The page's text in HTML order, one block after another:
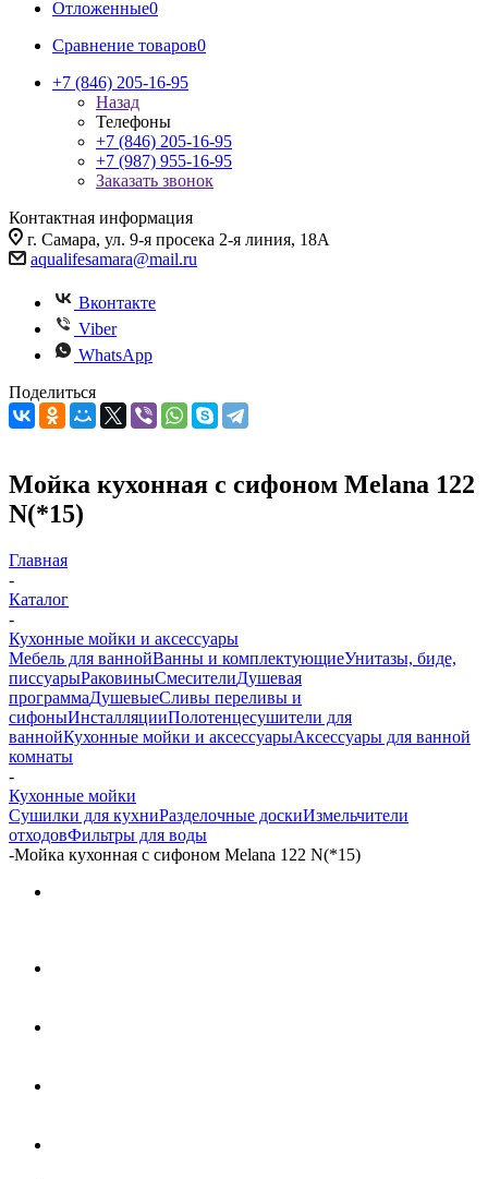
Отложенные0
Сравнение товаров0
+7 (846) 205-16-95
Назад
Телефоны
+7 (846) 205-16-95
+7 (987) 955-16-95
Заказать звонок
Контактная информация
г. Самара, ул. 9-я просека 2-я линия, 18А
aqualifesamara@mail.ru
Вконтакте
Viber
WhatsApp
Поделиться
Мойка кухонная с сифоном Melana 122
N(*15)
Главная
-
Каталог
-
Кухонные мойки и аксессуары
Мебель для ваннойВанны и комплектующиеУнитазы, биде,
писсуарыРаковиныСмесителиДушевая
программаДушевыеСливы переливы и
сифоныИнсталляцииПолотенцесушители для
ваннойКухонные мойки и аксессуарыАксессуары для ванной
комнаты
-
Кухонные мойки
Сушилки для кухниРазделочные доскиИзмельчители
отходовФильтры для воды
-Мойка кухонная с сифоном Melana 122 N(*15)